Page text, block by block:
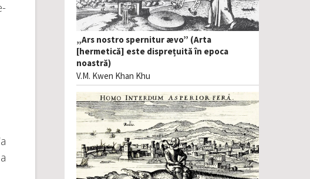
„Ars nostro spernitur ævo” (Arta
[hermetică] este disprețuită în epoca
noastră)
V.M. Kwen Khan Khu